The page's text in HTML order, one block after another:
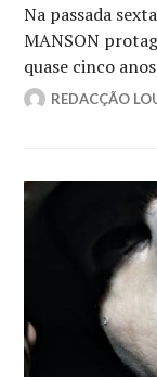
Na passada
MANSON
quase cinco
REDACÇÃO